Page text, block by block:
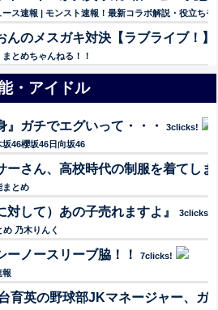
ース速報 | モンスト速報！最新コラボ解説・役立ちモ
んのメスガキ対決【ラブライブ！】
とめちゃんねる！！
・アイドル
ガチでエグいって・・・
3clicks!
46櫻坂46日向坂46
ーさん、高校時代の制服を着てしま
まとめ
して）あの子売れますよ』
3clicks!
め 乃木りんく
ノースリーブ脇！！
7clicks!
報
育英の野球部JKマネージャー、ガ